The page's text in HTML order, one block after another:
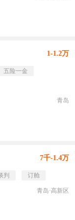
1-1.2万
五险一金
青岛
7千-1.4万
判 订舱
青岛·高新区